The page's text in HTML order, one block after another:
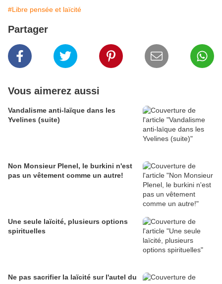
#Libre pensée et laïcité
Partager
Vous aimerez aussi
Vandalisme anti-laïque dans les
Yvelines (suite)
Non Monsieur Plenel, le burkini n'est
pas un vêtement comme un autre!
Une seule laïcité, plusieurs options
spirituelles
Ne pas sacrifier la laïcité sur l'autel du